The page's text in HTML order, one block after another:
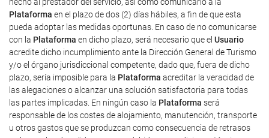
Plataforma en el plazo de dos (2) días hábiles, a fin de que esta
pueda adoptar las medidas oportunas. En caso de no comunicarse
con la Plataforma en dicho plazo, será necesario que el Usuario
acredite dicho incumplimiento ante la Dirección General de Turismo
y/o el órgano jurisdiccional competente, dado que, fuera de dicho
plazo, sería imposible para la Plataforma acreditar la veracidad de
las alegaciones o alcanzar una solución satisfactoria para todas
las partes implicadas. En ningún caso la Plataforma será
responsable de los costes de alojamiento, manutención, transporte
u otros gastos que se produzcan como consecuencia de retrasos